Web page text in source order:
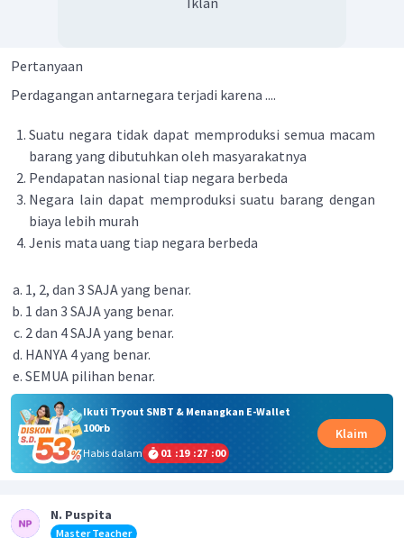
Pertanyaan
Perdagangan antarnegara terjadi karena ....
Suatu negara tidak dapat memproduksi semua macam
barang yang dibutuhkan oleh masyarakatnya
Pendapatan nasional tiap negara berbeda
Negara lain dapat memproduksi suatu barang dengan
biaya lebih murah
Jenis mata uang tiap negara berbeda
1, 2, dan 3 SAJA yang benar.
1 dan 3 SAJA yang benar.
2 dan 4 SAJA yang benar.
HANYA 4 yang benar.
SEMUA pilihan benar.
Ikuti Tryout SNBT & Menangkan E-Wallet
100rb
Habis dalam
01 :19 :27 :00
Klaim
N. Puspita
Master Teacher